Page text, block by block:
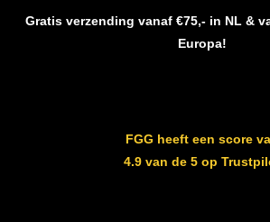
Gratis verzending vanaf €75,- in NL &
Europa!
FGG heeft een score
4.9 van de 5 op